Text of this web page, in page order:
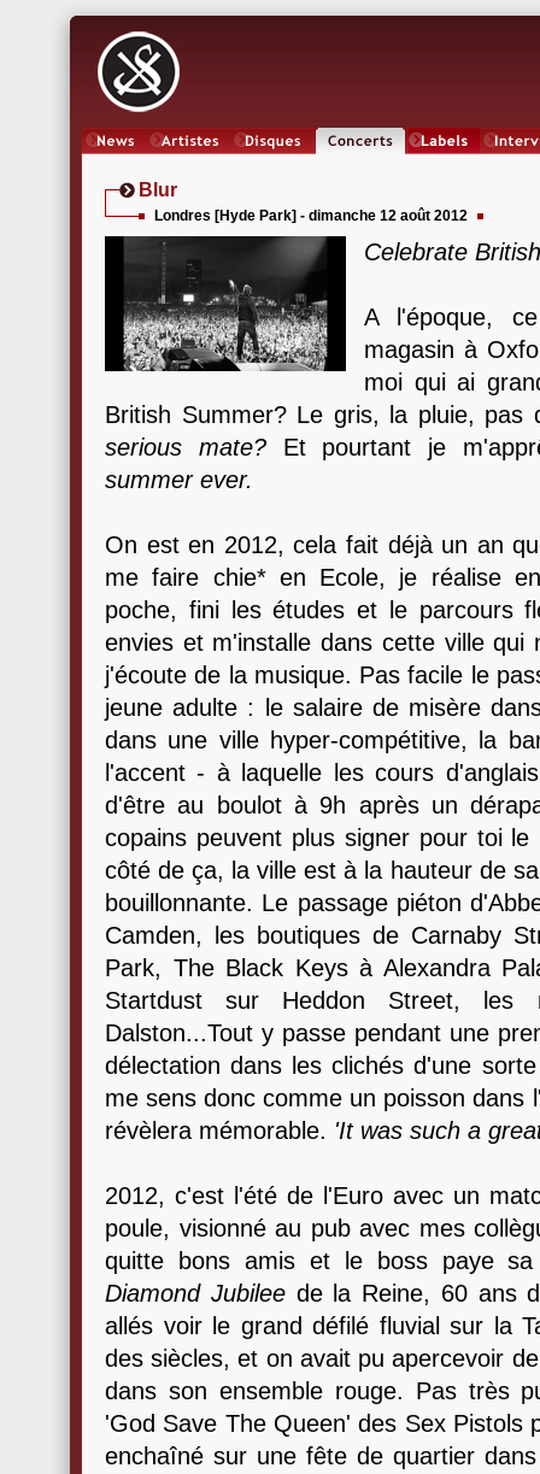
Blur
Londres [Hyde Park] - dimanche 12 août 2012
Celebrate
A l'époque,
magasin à
moi qui ai
British Summer? Le gris, la pluie,
serious mate?Et pourtant je
summer ever.
On est en 2012, cela fait déjà un an
me faire chie* en Ecole, je réalise
poche, fini les études et le parcours
envies et m'installe dans cette ville qui
j'écoute de la musique. Pas facile le
jeune adulte : le salaire de misère
dans une ville hyper-compétitive, la
l'accent - à laquelle les cours
d'être au boulot à 9h après un
copains peuvent plus signer pour toi
côté de ça, la ville est à la hauteur de
bouillonnante. Le passage piéton
Camden, les boutiques de Carnaby
Park, The Black Keys à Alexandra
Startdust sur Heddon Street, les
Dalston...Tout y passe pendant une
délectation dans les clichés d'une
me sens donc comme un poisson dans
révèlera mémorable. 'It was such a
2012, c'est l'été de l'Euro avec un
poule, visionné au pub avec mes
quitte bons amis et le boss paye
Diamond Jubileede la Reine, 60 ans
allés voir le grand défilé fluvial sur la
des siècles, et on avait pu apercevoir
dans son ensemble rouge. Pas très
'God Save The Queen' des Sex Pistols
enchaîné sur une fête de quartier